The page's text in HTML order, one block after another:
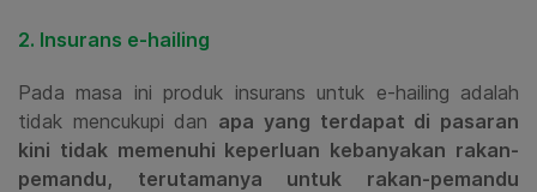
2. Insurans e-hailing
Pada masa ini produk insurans untuk e-hailing adalah
tidak mencukupi dan apa yang terdapat di pasaran
kini tidak memenuhi keperluan kebanyakan rakan-
pemandu, terutamanya untuk rakan-pemandu